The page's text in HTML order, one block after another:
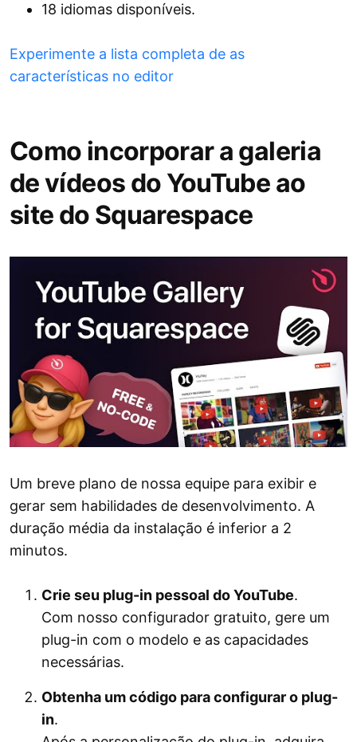
18 idiomas disponíveis.
Experimente a lista completa de as
características no editor
Como incorporar a galeria
de vídeos do YouTube ao
site do Squarespace
Um breve plano de nossa equipe para exibir e
gerar sem habilidades de desenvolvimento. A
duração média da instalação é inferior a 2
minutos.
Crie seu plug-in pessoal do YouTube.
Com nosso configurador gratuito, gere um
plug-in com o modelo e as capacidades
necessárias.
Obtenha um código para configurar o plug-
in.